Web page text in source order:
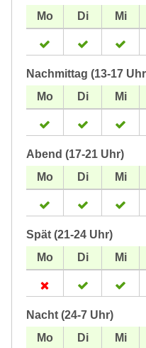
Nachmittag (13-17
Abend (17-21 Uhr)
Spät (21-24 Uhr)
Nacht (24-7 Uhr)